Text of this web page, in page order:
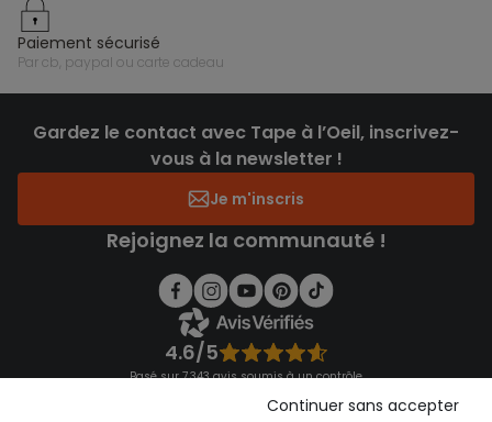
paiement sécurisé
par cb, paypal ou carte cadeau
Gardez le contact avec Tape à l’Oeil, inscrivez-
vous à la newsletter !
Je m'inscris
Rejoignez la communauté !
4.6/5
Basé sur 7 343 avis soumis à un contrôle
Consulter les CGUContinuer sans accepter